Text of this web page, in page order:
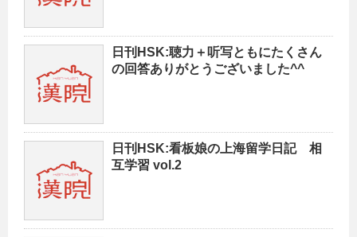
日刊HSK:聴力＋听写ともにたくさん
の回答ありがとうございました^^
日刊HSK:看板娘の上海留学日記 相
互学習 vol.2